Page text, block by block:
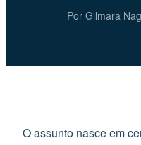
Por Gilmara
O assunto nasce em